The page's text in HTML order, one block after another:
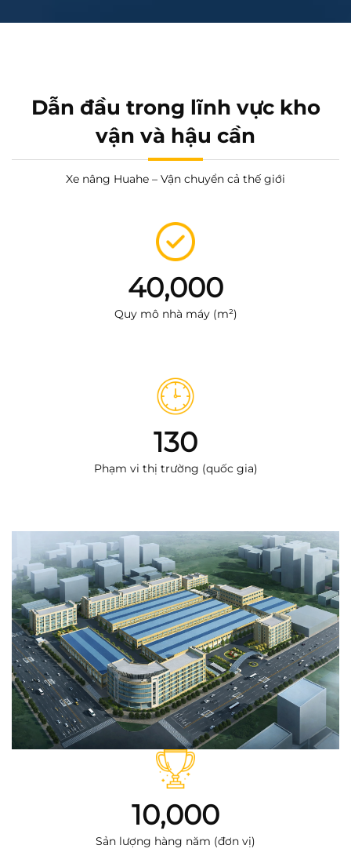
Dẫn đầu trong lĩnh vực kho
vận và hậu cần
Xe nâng Huahe – Vận chuyển cả thế giới
40,000
Quy mô nhà máy (m²)
130
Phạm vi thị trường (quốc gia)
10,000
Sản lượng hàng năm (đơn vị)